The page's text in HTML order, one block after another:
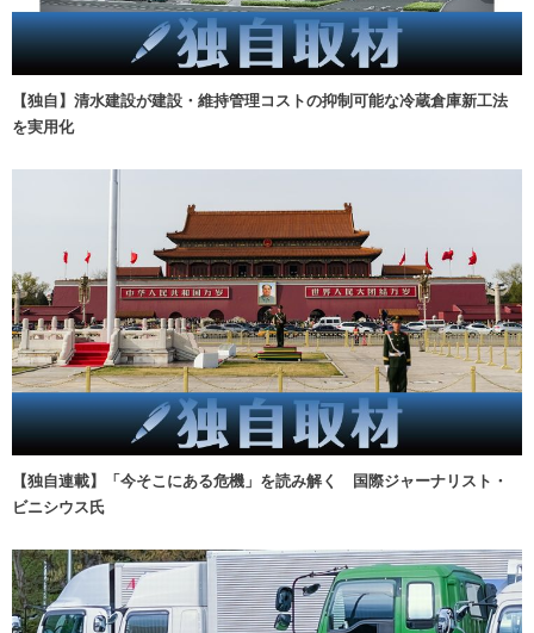
【独自】清水建設が建設・維持管理コストの抑制可能な冷蔵倉庫新工法
を実用化
【独自連載】「今そこにある危機」を読み解く 国際ジャーナリスト・
ビニシウス氏